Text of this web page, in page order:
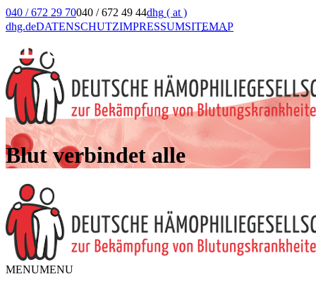
040 / 672 29 70040 / 672 49 44dhg ( at )
dhg.deDATENSCHUTZIMPRESSUMSITEMAP
Blut verbindet alle
MENUMENU